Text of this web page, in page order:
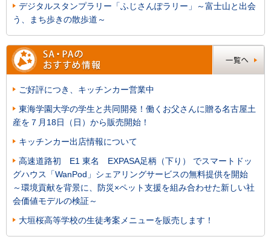
デジタルスタンプラリー「ふじさんぽラリー」～富士山と出会
う、まち歩きの散歩道～
ご好評につき、キッチンカー営業中
東海学園大学の学生と共同開発！働くお父さんに贈る名古屋土
産を７月18日（日）から販売開始！
キッチンカー出店情報について
高速道路初 E1 東名 EXPASA足柄（下り） でスマートドッ
グハウス「WanPod」シェアリングサービスの無料提供を開始
～環境貢献を背景に、防災×ペット支援を組み合わせた新しい社
会価値モデルの検証～
大垣桜高等学校の生徒考案メニューを販売します！